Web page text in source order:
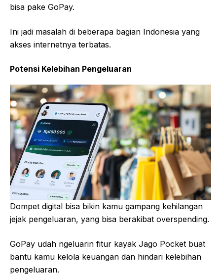
bisa pake GoPay.
Ini jadi masalah di beberapa bagian Indonesia yang
akses internetnya terbatas.
Potensi Kelebihan Pengeluaran
Dompet digital bisa bikin kamu gampang kehilangan
jejak pengeluaran, yang bisa berakibat overspending.
GoPay udah ngeluarin fitur kayak Jago Pocket buat
bantu kamu kelola keuangan dan hindari kelebihan
pengeluaran.